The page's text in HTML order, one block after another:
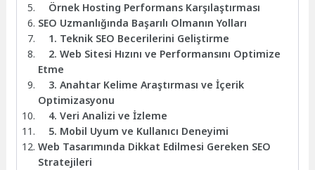
Örnek Hosting Performans Karşılaştırması
SEO Uzmanlığında Başarılı Olmanın Yolları
1. Teknik SEO Becerilerini Geliştirme
2. Web Sitesi Hızını ve Performansını Optimize
Etme
3. Anahtar Kelime Araştırması ve İçerik
Optimizasyonu
4. Veri Analizi ve İzleme
5. Mobil Uyum ve Kullanıcı Deneyimi
Web Tasarımında Dikkat Edilmesi Gereken SEO
Stratejileri